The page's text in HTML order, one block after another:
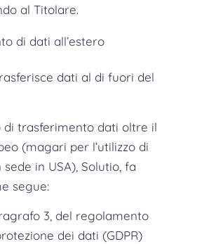
al Titolare.
di dati all’estero
dati al di fuori del
di trasferimento dati oltre il
(magari per l’utilizzo di
in USA), Solutio, fa
segue:
3, del regolamento
dei dati (GDPR)